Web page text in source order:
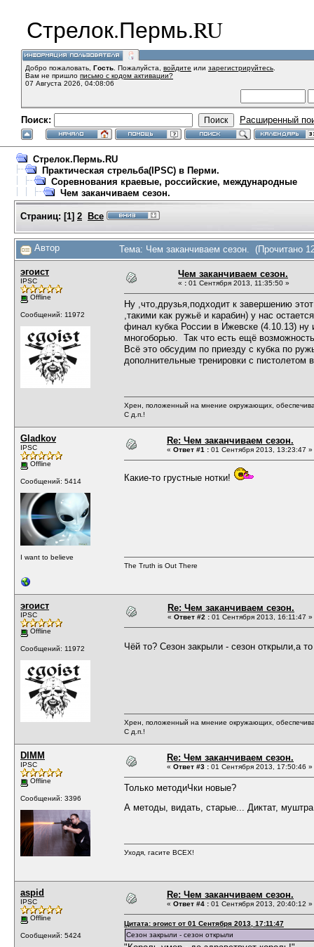
Стрелок.Пермь.RU
Добро пожаловать, Гость . Пожалуйста, войдите или зарегистрируйтесь
Вам не пришло письмо с кодом активации?
07 Августа 2026, 04:08:06
Поиск: Расширенный
Стрелок.Пермь.RU
Практическая стрельба(IPSC) в Перми.
Соревнования краевые, российские, международные
Чем заканчиваем сезон.
Страниц: [1] 2 Все
Автор Тема: Чем заканчиваем сезон. (Прочитано
эгоист
IPSC
Offline
Сообщений: 11972
Чем заканчиваем сезон.
« : 01 Сентября 2013, 11:35:50 »
Ну ,что,друзья,подходит к завершению
,такими как ружьё и карабин) у нас
финал кубка России в Ижевске (4.10.13) ну
многоборью. Так что есть ещё
Всё это обсудим по приезду с кубка по
дополнительные тренировки с
Хрен, положенный на мнение окружающих,
С д.п.!
Gladkov
IPSC
Offline
Сообщений: 5414
I want to believe
Re: Чем заканчиваем сезон.
« Ответ #1 : 01 Сентября 2013, 13:23:47 »
Какие-то грустные нотки!
The Truth is Out There
эгоист
IPSC
Offline
Сообщений: 11972
Re: Чем заканчиваем сезон.
« Ответ #2 : 01 Сентября 2013, 16:11:47 »
Чёй то? Сезон закрыли - сезон открыли,а
Хрен, положенный на мнение окружающих,
С д.п.!
DIMM
IPSC
Offline
Сообщений: 3396
Re: Чем заканчиваем сезон.
« Ответ #3 : 01 Сентября 2013, 17:50:46 »
Только методиЧки новые?
А методы, видать, старые... Диктат,
Уходя, гасите ВСЕХ!
aspid
IPSC
Offline
Сообщений: 5424
Re: Чем заканчиваем сезон.
« Ответ #4 : 01 Сентября 2013, 20:40:12 »
Цитата: эгоист от 01 Сентября 2013, 17:11:47
Сезон закрыли - сезон открыли